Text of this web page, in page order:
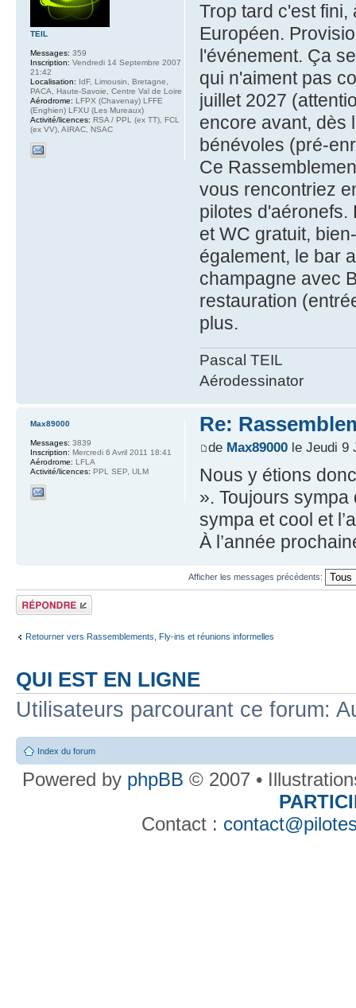
Trop tard c'est
Européen.
l'événement. Ça
qui n'aiment pas
juillet 2027
encore avant, dès
bénévoles (pré-
Ce
vous rencontriez
pilotes d'aéronefs.
et WC gratuit,
également, le bar
champagne avec
restauration
plus.
Pascal TEIL
Aérodessinator
TEIL
Messages: 359
Inscription: Vendredi 14 Septembre 2007
21:42
Localisation: IdF, Limousin, Bretagne,
PACA, Haute-Savoie, Centre Val de Loire
Aérodrome: LFPX (Chavenay) LFFE
(Enghien) LFXU (Les Mureaux)
Activité/licences: RSA / PPL (ex TT), FCL
(ex VV), AIRAC, NSAC
Re:
de Max89000le Jeudi 9
Nous y étions
». Toujours
sympa et cool et
À l’année
Max89000
Messages: 3839
Inscription: Mercredi 6 Avril 2011 18:41
Aérodrome: LFLA
Activité/licences: PPL SEP, ULM
Afficher les messages précédents:
Répondre
Retourner vers Rassemblements, Fly-ins et réunions informelles
QUI EST EN LIGNE
Utilisateurs parcourant ce forum:
Index du forum
Powered by phpBB © 2007 •
Contact :